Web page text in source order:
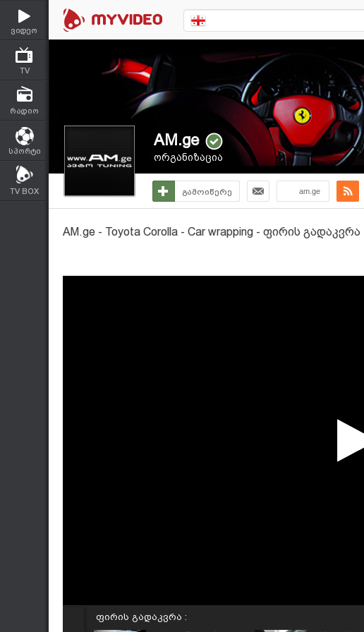
ვიდეო
TV
რადიო
სპორტი
TV BOX
AM.ge
ორგანიზაცია
გამოიწერე am.ge
AM.ge - Toyota Corolla - Car wrapping - ფირის გადაკვრა
ფირის გადაკვრა :